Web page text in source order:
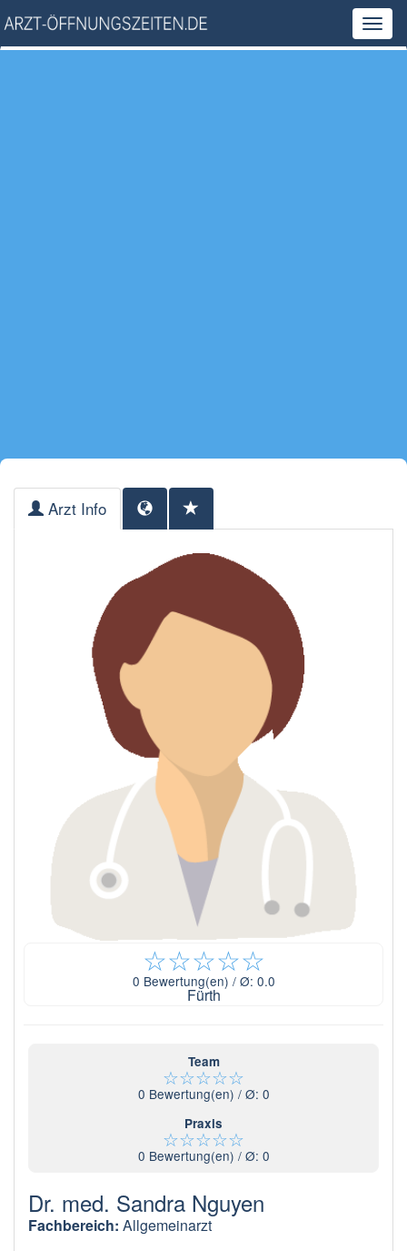
Arzt Info
☆☆☆☆☆
0 Bewertung(en) / Ø: 0.0
Fürth
Team
☆☆☆☆☆
0 Bewertung(en) / Ø: 0
Praxis
☆☆☆☆☆
0 Bewertung(en) / Ø: 0
Dr. med. Sandra Nguyen
Fachbereich: Allgemeinarzt